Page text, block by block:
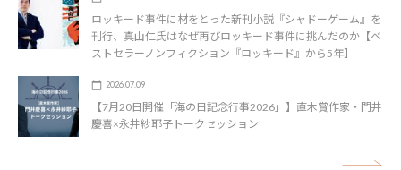
ロッキード事件に材をとった新刊小説『シャドーゲーム』を
刊行、真山仁氏はなぜ再びロッキード事件に挑んだのか【ベ
ストセラーノンフィクション『ロッキード』から5年】
2026.07.09
【7月20日開催「海の日記念行事2026」】直木賞作家・門井
慶喜×永井紗耶子トークセッション